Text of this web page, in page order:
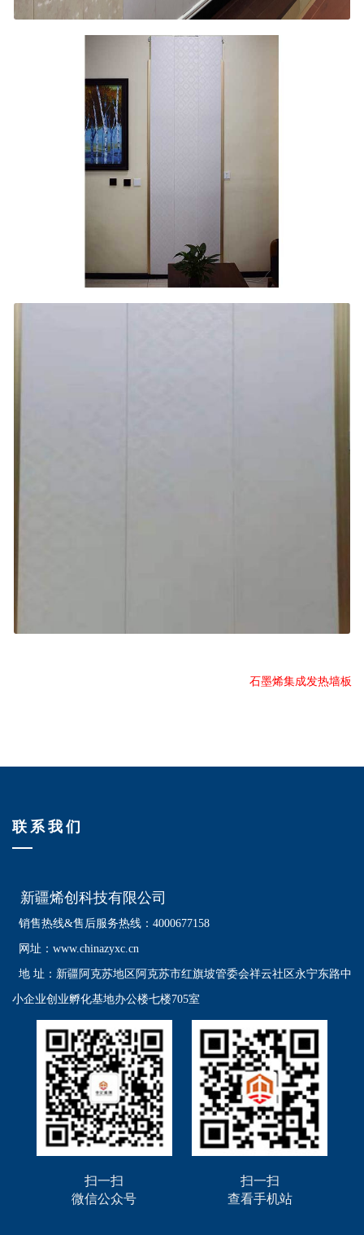
石墨烯集成发热墙板
联系我们
新疆烯创科技有限公司
销售热线&售后服务热线：4000677158
网址：www.chinazyxc.cn
地 址： 新疆阿克苏地区阿克苏市红旗坡管委会祥云社区永宁东路中
小企业创业孵化基地办公楼七楼705室
扫一扫
微信公众号
扫一扫
查看手机站